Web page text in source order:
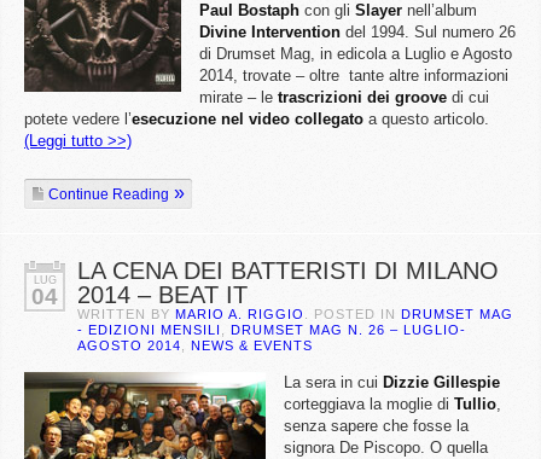
Paul Bostaph con gli Slayer nell’album
Divine Intervention del 1994. Sul numero 26
di Drumset Mag, in edicola a Luglio e Agosto
2014, trovate – oltre tante altre informazioni
mirate – le trascrizioni dei groove di cui
potete vedere l’esecuzione nel video collegato a questo articolo.
(Leggi tutto >>)
Continue Reading
LUG
04
LA CENA DEI BATTERISTI DI MILANO
2014 – BEAT IT
WRITTEN BY MARIO A. RIGGIO . POSTED IN DRUMSET MAG
- EDIZIONI MENSILI
DRUMSET MAG N. 26 – LUGLIO-
AGOSTO 2014
NEWS & EVENTS
La sera in cui Dizzie Gillespie
corteggiava la moglie di Tullio,
senza sapere che fosse la
signora De Piscopo. O quella